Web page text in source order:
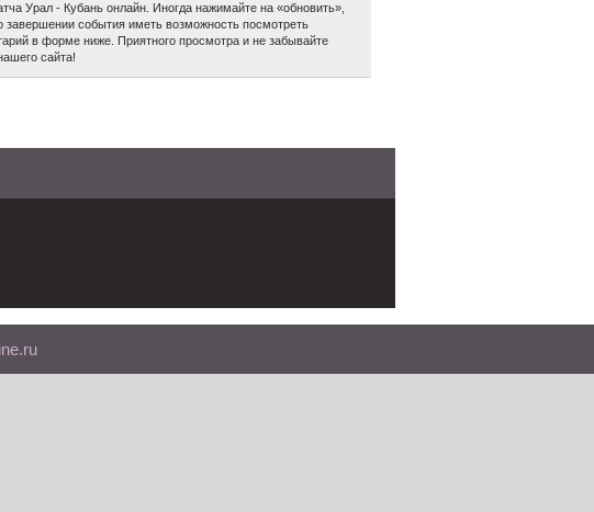
Урал - Кубань онлайн. Иногда нажимайте на «обновить»,
завершении события иметь возможность посмотреть
в форме ниже. Приятного просмотра и не забывайте
сайта!